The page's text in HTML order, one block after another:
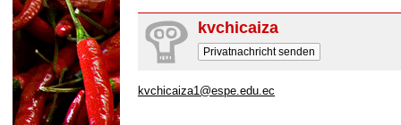
kvchicaiza
Privatnachricht senden
kvchicaiza1@espe.edu.ec